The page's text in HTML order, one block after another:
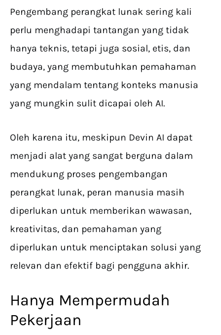
Pengembang perangkat lunak sering kali
perlu menghadapi tantangan yang tidak
hanya teknis, tetapi juga sosial, etis, dan
budaya, yang membutuhkan pemahaman
yang mendalam tentang konteks manusia
yang mungkin sulit dicapai oleh AI.
Oleh karena itu, meskipun Devin AI dapat
menjadi alat yang sangat berguna dalam
mendukung proses pengembangan
perangkat lunak, peran manusia masih
diperlukan untuk memberikan wawasan,
kreativitas, dan pemahaman yang
diperlukan untuk menciptakan solusi yang
relevan dan efektif bagi pengguna akhir.
Hanya Mempermudah
Pekerjaan